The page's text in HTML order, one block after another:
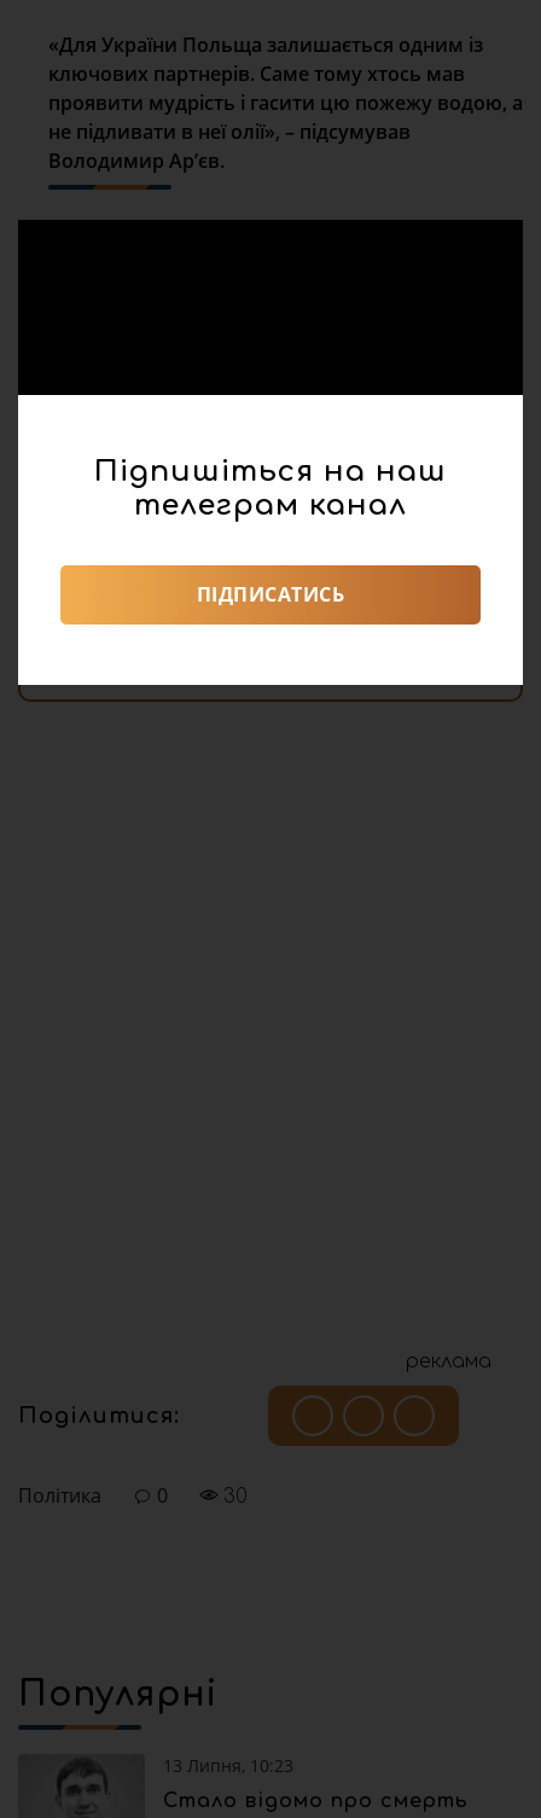
«Для України Польща залишається одним із
ключових партнерів. Саме тому хтось мав
проявити мудрість і гасити цю пожежу водою, а
не підливати в неї олії», – підсумував
Володимир Ар’єв.
реклама
Поділитися:
Політика 0 30
Популярні
13 Липня, 10:23
Стало відомо про смерть
Підпишіться на наш
телеграм канал
ПІДПИСАТИСЬ